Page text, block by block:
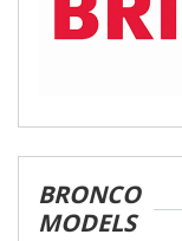
BRONCO
MODELS